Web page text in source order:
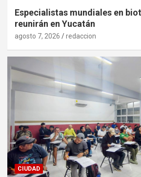
Especialistas mundiales en
reunirán en Yucatán
agosto 7, 2026 redaccion
CIUDAD